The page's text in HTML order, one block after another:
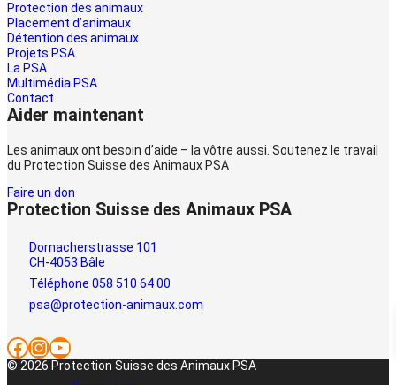
Protection des animaux
Placement d’animaux
Détention des animaux
Projets PSA
La PSA
Multimédia PSA
Contact
Aider maintenant
Les animaux ont besoin d’aide – la vôtre aussi. Soutenez le travail
du Protection Suisse des Animaux PSA
Faire un don
Protection Suisse des Animaux PSA
Dornacherstrasse 101
CH-4053 Bâle
Téléphone 058 510 64 00
psa@protection-animaux.com
Facebook InstagramYouTube
© 2026 Protection Suisse des Animaux PSA